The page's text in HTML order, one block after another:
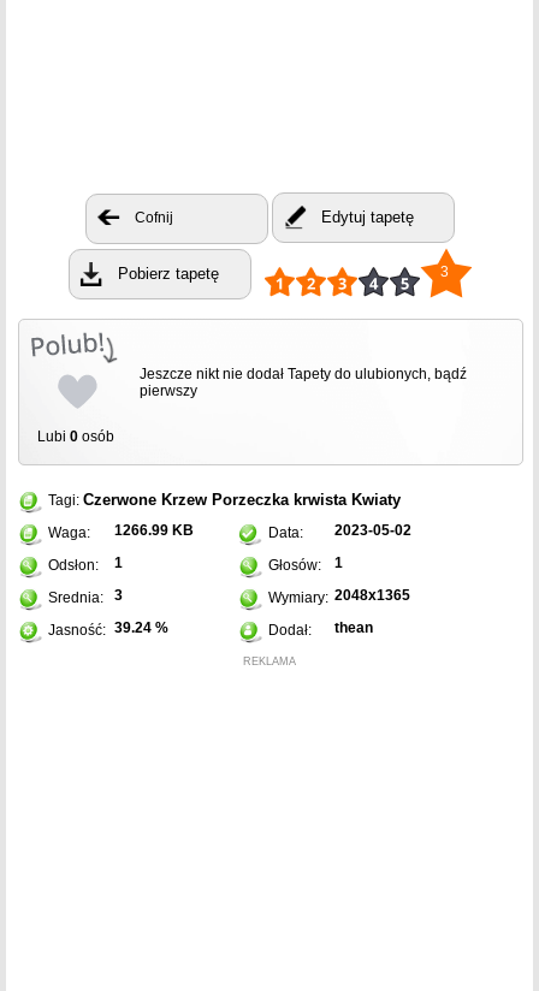
Cofnij Edytuj tapetę
Pobierz tapetę 3
Lubi 0 osób
Jeszcze nikt nie dodał Tapety do ulubionych, bądź
pierwszy
Tagi: Czerwone Krzew Porzeczka krwista Kwiaty
Waga: 1266.99 KB Data: 2023-05-02
Odsłon: 1 Głosów: 1
Srednia: 3 Wymiary: 2048x1365
Jasność: 39.24 % Dodał: thean
REKLAMA